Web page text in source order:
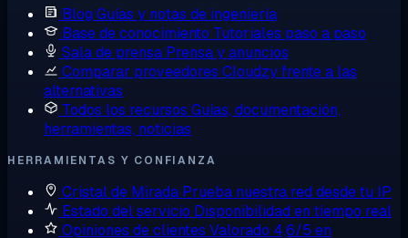
Blog Guías y notas de ingeniería
Base de conocimiento Tutoriales paso a paso
Sala de prensa Prensa y anuncios
Comparar proveedores Cloudzy frente a las
alternativas
Todos los recursos Guías, documentación,
herramientas, noticias
HERRAMIENTAS Y CONFIANZA
Cristal de Mirada Prueba nuestra red desde tu IP
Estado del servicio Disponibilidad en tiempo real
Opiniones de clientes Valorado 4,6/5 en